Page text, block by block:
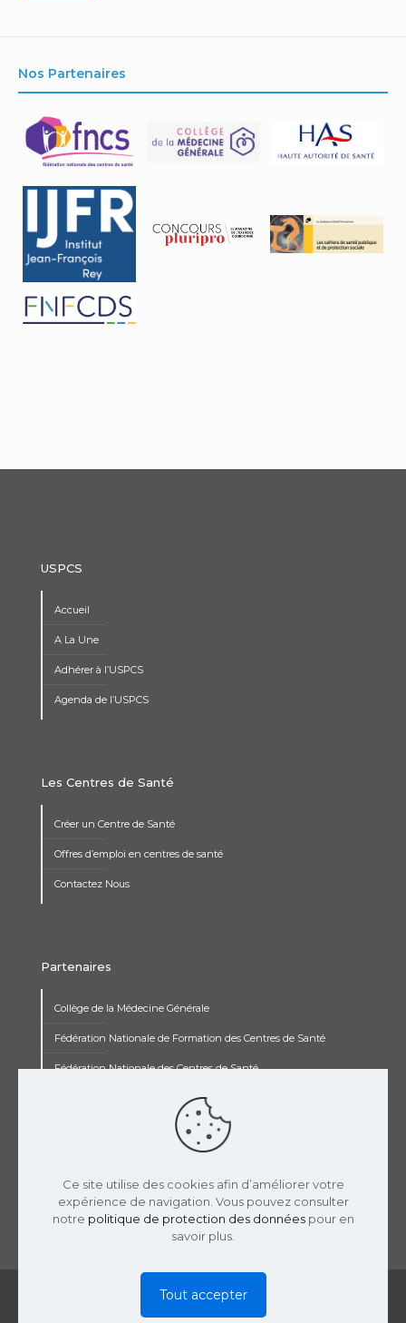
Nos Partenaires
USPCS
Accueil
A La Une
Adhérer à l’USPCS
Agenda de l’USPCS
Les Centres de Santé
Créer un Centre de Santé
Offres d’emploi en centres de santé
Contactez Nous
Partenaires
Collège de la Médecine Générale
Fédération Nationale de Formation des Centres de Santé
Fédération Nationale des Centres de Santé
Institut de Recherche Jean François Rey
© 2019 USPCS | Réalisation :LaTooperie
Ce site utilise des cookies afin d’améliorer votre
expérience de navigation. Vous pouvez consulter
notre politique de protection des donnéespour en
savoir plus.
Tout accepter